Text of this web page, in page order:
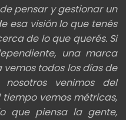
pensar y gestionar un
esa visión lo que tenés
de lo que querés. Si
una marca
todos los días de
venimos del
vemos métricas,
que piensa la gente,